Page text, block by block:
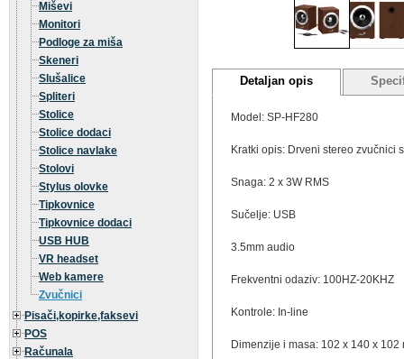
Miševi
Monitori
Podloge za miša
Skeneri
Slušalice
Spliteri
Stolice
Stolice dodaci
Stolice navlake
Stolovi
Stylus olovke
Tipkovnice
Tipkovnice dodaci
USB HUB
VR headset
Web kamere
Zvučnici
Pisači,kopirke,faksevi
POS
Računala
Detaljan opis
Model: SP-HF280
Kratki opis: Drveni stereo zvučnici
Snaga: 2 x 3W RMS
Sučelje: USB
3.5mm audio
Frekventni odaziv: 100HZ-20KHZ
Kontrole: In-line
Dimenzije i masa: 102 x 140 x 102